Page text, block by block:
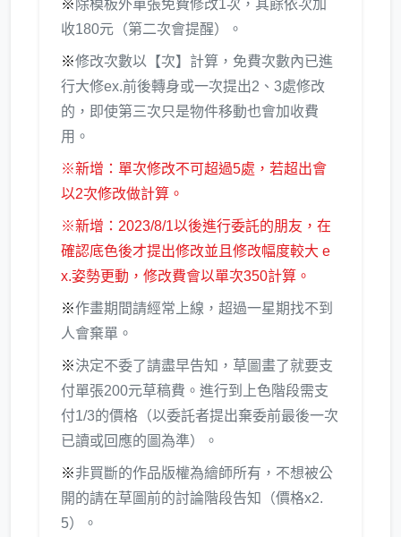
※ 除模板外單張免費修改1次，其餘依次加
收180元（第二次會提醒）。
※修改次數以【次】計算，免費次數內已進
行大修ex.前後轉身或一次提出2、3處修改
的，即使第三次只是物件移動也會加收費
用。
※新增：單次修改不可超過5處，若超出會
以2次修改做計算。
※新增：2023/8/1以後進行委託的朋友，在
確認底色後才提出修改並且修改幅度較大 e
x.姿勢更動，修改費會以單次350計算。
※作畫期間請經常上線，超過一星期找不到
人會棄單。
※決定不委了請盡早告知，草圖畫了就要支
付單張200元草稿費。進行到上色階段需支
付1/3的價格（以委託者提出棄委前最後一次
已讀或回應的圖為準）。
※非買斷的作品版權為繪師所有，不想被公
開的請在草圖前的討論階段告知（價格x2.
5）。